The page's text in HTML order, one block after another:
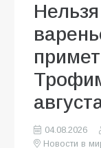
04.08.2026
Новости в